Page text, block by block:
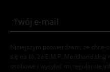
Niniejszym potwierdzam, że chcę
się na to, że E.M.P.
osobowe i wysyłać mi regularnie